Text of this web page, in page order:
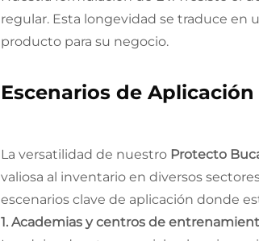
regular. Esta longevidad se traduce en
producto para su negocio.
Escenarios de Aplicación
La versatilidad de nuestro Protecto
valiosa al inventario en diversos
escenarios clave de aplicación donde
1. Academias y centros de